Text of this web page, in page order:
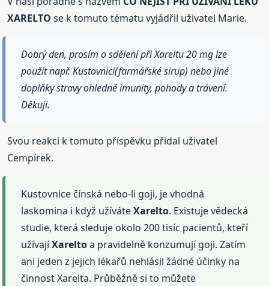
XARELTO se k tomuto tématu vyjádřil uživatel Marie.
Dobrý den, prosím o sdělení při Xareltu 20 mg lze
použít např. Kustovnici(farmářské sirup) nebo jiné
doplňky stravy ohledně imunity, pohody a trávení.
Děkuji.
Svou reakci k tomuto příspěvku přidal uživatel
Cempírek.
Kustovnice čínská nebo-li goji, je vhodná
laskomina i když užíváteXarelto. Existuje vědecká
studie, která sleduje okolo 200 tisíc pacientů, kteří
užívajíXareltoa pravidelně konzumují goji. Zatím
ani jeden z jejich lékařů nehlásil žádné účinky na
činnost Xarelta. Průběžně si to můžete